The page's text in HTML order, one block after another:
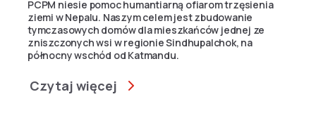
PCPM niesie pomoc humantiarną ofiarom trzęsienia
ziemi w Nepalu. Naszym celem jest zbudowanie
tymczasowych domów dla mieszkańców jednej ze
zniszczonych wsi w regionie Sindhupalchok, na
północny wschód od Katmandu.
Czytaj więcej